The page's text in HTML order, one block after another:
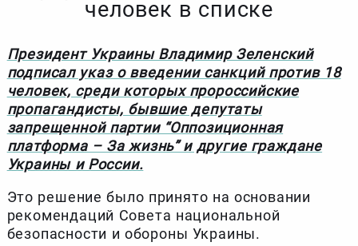
человек в списке
Президент Украины Владимир Зеленский
подписал указ о введении санкций против 18
человек, среди которых пророссийские
пропагандисты, бывшие депутаты
запрещенной партии “Оппозиционная
платформа – За жизнь” и другие граждане
Украины и России.
Это решение было принято на основании
рекомендаций Совета национальной
безопасности и обороны Украины.